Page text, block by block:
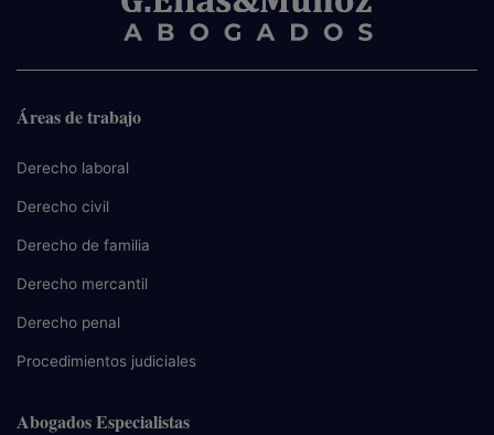
Áreas de trabajo
Derecho laboral
Derecho civil
Derecho de familia
Derecho mercantil
Derecho penal
Procedimientos judiciales
Abogados Especialistas